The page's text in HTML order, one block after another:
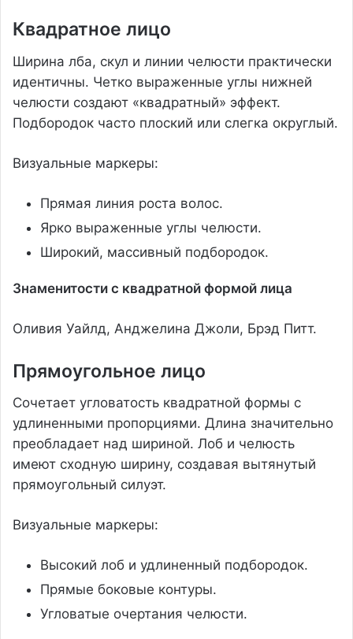
Квадратное лицо
Ширина лба, скул и линии челюсти практически
идентичны. Четко выраженные углы нижней
челюсти создают «квадратный» эффект.
Подбородок часто плоский или слегка округлый.
Визуальные маркеры:
Прямая линия роста волос.
Ярко выраженные углы челюсти.
Широкий, массивный подбородок.
Знаменитости с квадратной формой лица
Оливия Уайлд, Анджелина Джоли, Брэд Питт.
Прямоугольное лицо
Сочетает угловатость квадратной формы с
удлиненными пропорциями. Длина значительно
преобладает над шириной. Лоб и челюсть
имеют сходную ширину, создавая вытянутый
прямоугольный силуэт.
Визуальные маркеры:
Высокий лоб и удлиненный подбородок.
Прямые боковые контуры.
Угловатые очертания челюсти.